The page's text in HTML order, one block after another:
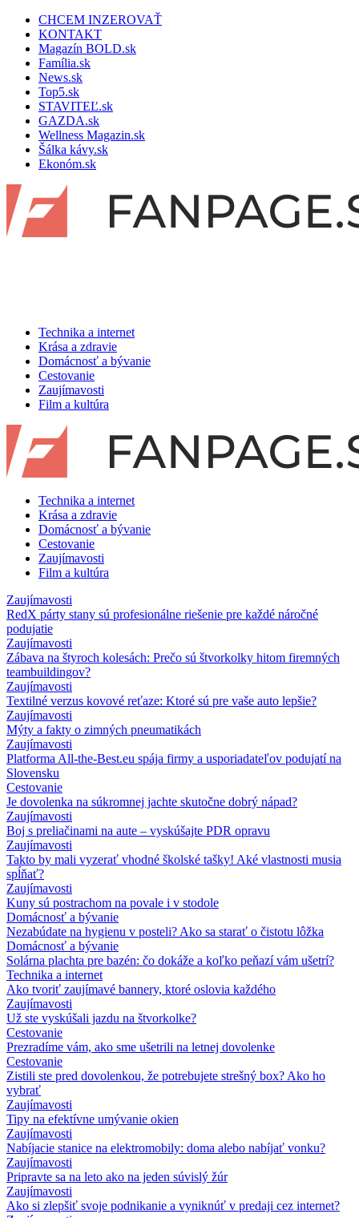
CHCEM INZEROVAŤ
KONTAKT
Magazín BOLD.sk
Família.sk
News.sk
Top5.sk
STAVITEĽ.sk
GAZDA.sk
Wellness Magazin.sk
Šálka kávy.sk
Ekonóm.sk
Technika a internet
Krása a zdravie
Domácnosť a bývanie
Cestovanie
Zaujímavosti
Film a kultúra
Technika a internet
Krása a zdravie
Domácnosť a bývanie
Cestovanie
Zaujímavosti
Film a kultúra
Zaujímavosti
RedX párty stany sú profesionálne riešenie pre každé náročné
podujatie
Zaujímavosti
Zábava na štyroch kolesách: Prečo sú štvorkolky hitom firemných
teambuildingov?
Zaujímavosti
Textilné verzus kovové reťaze: Ktoré sú pre vaše auto lepšie?
Zaujímavosti
Mýty a fakty o zimných pneumatikách
Zaujímavosti
Platforma All-the-Best.eu spája firmy a usporiadateľov podujatí na
Slovensku
Cestovanie
Je dovolenka na súkromnej jachte skutočne dobrý nápad?
Zaujímavosti
Boj s preliačinami na aute – vyskúšajte PDR opravu
Zaujímavosti
Takto by mali vyzerať vhodné školské tašky! Aké vlastnosti musia
spĺňať?
Zaujímavosti
Kuny sú postrachom na povale i v stodole
Domácnosť a bývanie
Nezabúdate na hygienu v posteli? Ako sa starať o čistotu lôžka
Domácnosť a bývanie
Solárna plachta pre bazén: čo dokáže a koľko peňazí vám ušetrí?
Technika a internet
Ako tvoriť zaujímavé bannery, ktoré oslovia každého
Zaujímavosti
Už ste vyskúšali jazdu na štvorkolke?
Cestovanie
Prezradíme vám, ako sme ušetrili na letnej dovolenke
Cestovanie
Zistili ste pred dovolenkou, že potrebujete strešný box? Ako ho
vybrať
Zaujímavosti
Tipy na efektívne umývanie okien
Zaujímavosti
Nabíjacie stanice na elektromobily: doma alebo nabíjať vonku?
Zaujímavosti
Pripravte sa na leto ako na jeden súvislý žúr
Zaujímavosti
Ako si zlepšiť svoje podnikanie a vyniknúť v predaji cez internet?